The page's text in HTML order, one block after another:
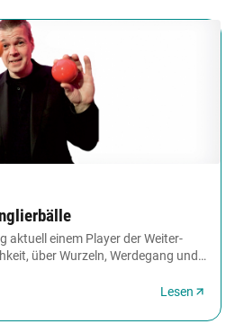
aktuell einem Player der Weiter­
über Wurzeln, Werdegang und
Lesen